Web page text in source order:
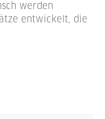
werden
entwickelt, die